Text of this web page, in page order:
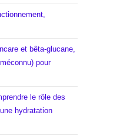
et bêta-glucane,
pour
le rôle des
hydratation